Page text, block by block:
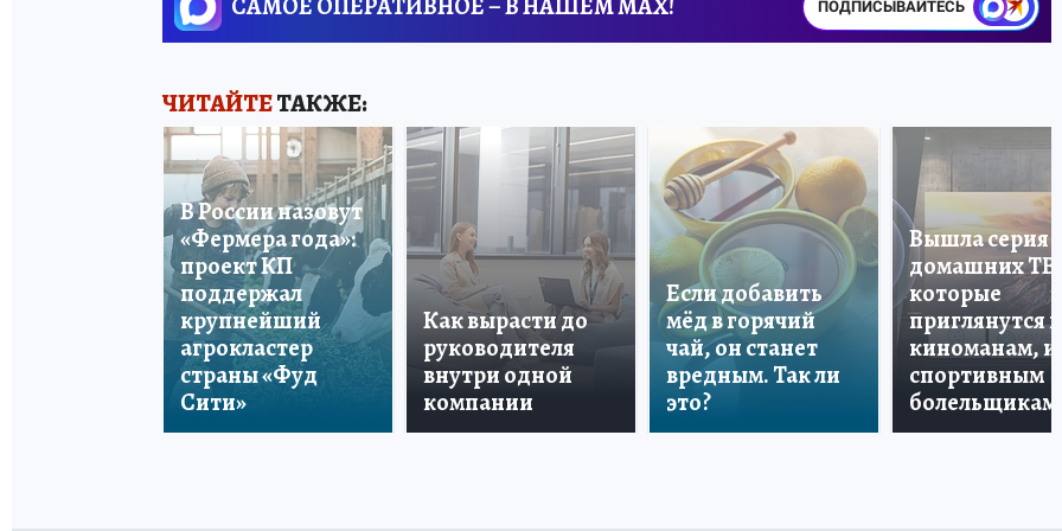
ПОДПИСЫВАЙТЕСЬ
ЧИТАЙТЕТАКЖЕ:
В России назовут
«Фермера года»:
проект КП
поддержал
крупнейший
агрокластер
страны «Фуд
Сити»
Как вырасти до
руководителя
внутри одной
компании
Если добавить
мёд в горячий
чай, он станет
вредным. Так ли
это?
Вышла серия
домашних ТВ,
которые
приглянутся и
киноманам, и
спортивным
болельщикам